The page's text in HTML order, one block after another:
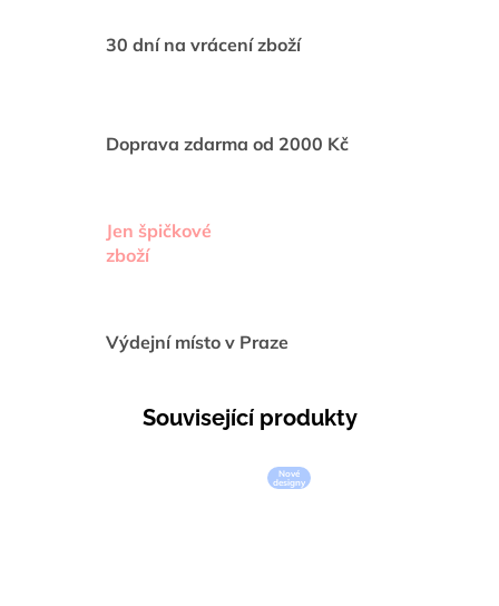
30 dní na vrácení zboží
Doprava zdarma od 2000 Kč
Jen špičkové
zboží
Výdejní místo v Praze
Související produkty
Nové
designy